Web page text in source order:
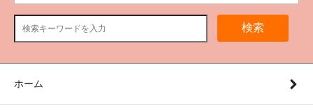
検索
ホーム